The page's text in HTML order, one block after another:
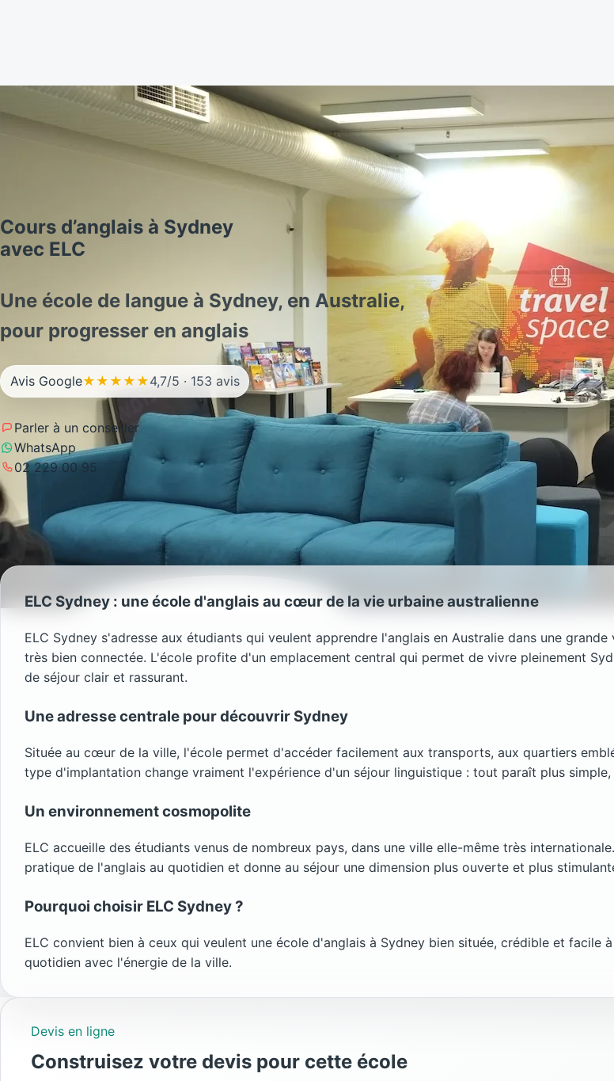
Cours d’anglais à Sydney
avec ELC
Une école de langue à Sydney, en Australie,
pour progresser en anglais
Avis Google★★★★★4,7/5 · 153 avis
Parler à un conseiller
WhatsApp
02 229 00 95
ELC Sydney : une école d'anglais au cœur de la vie urbaine australienne
ELC Sydney s'adresse aux étudiants qui veulent apprendre l'anglais en Australie dans une
très bien connectée. L'école profite d'un emplacement central qui permet de vivre pleinement
de séjour clair et rassurant.
Une adresse centrale pour découvrir Sydney
Située au cœur de la ville, l'école permet d'accéder facilement aux transports, aux quartiers
type d'implantation change vraiment l'expérience d'un séjour linguistique : tout paraît plus
Un environnement cosmopolite
ELC accueille des étudiants venus de nombreux pays, dans une ville elle-même très
pratique de l'anglais au quotidien et donne au séjour une dimension plus ouverte et plus
Pourquoi choisir ELC Sydney ?
ELC convient bien à ceux qui veulent une école d'anglais à Sydney bien située, crédible et facile
quotidien avec l'énergie de la ville.
Devis en ligne
Construisez votre devis pour cette école